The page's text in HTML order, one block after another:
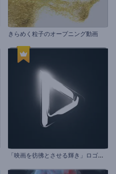
きらめく粒子のオープニング動画
「
映画を彷彿とさせる輝き」ロゴ動画